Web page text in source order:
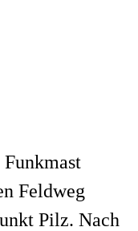
Feldweg
Pilz. Nach